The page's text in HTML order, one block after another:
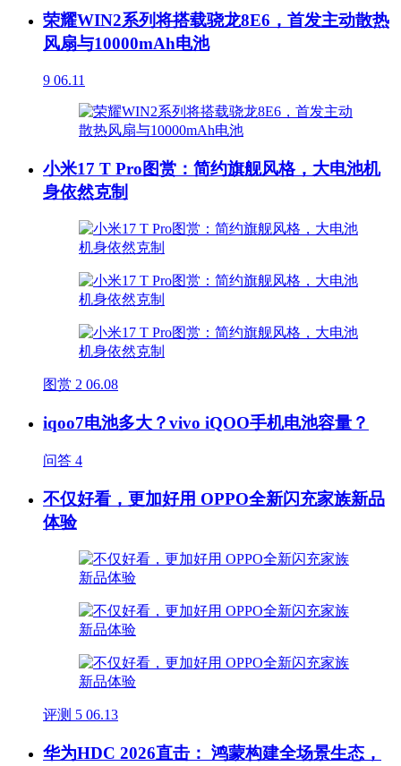
荣耀WIN2系列将搭载骁龙8E6，首发主动散热
风扇与10000mAh电池
9 06.11
小米17 T Pro图赏：简约旗舰风格，大电池机
身依然克制
图赏 2 06.08
iqoo7电池多大？vivo iQOO手机电池容量？
问答 4
不仅好看，更加好用 OPPO全新闪充家族新品
体验
评测 5 06.13
华为HDC 2026直击： 鸿蒙构建全场景生态，